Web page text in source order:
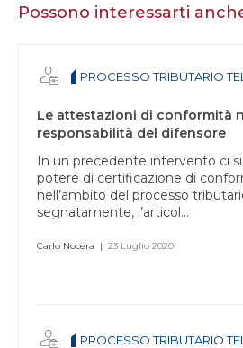
essere
questo
campo
Possono interessarti
PROCESSO TRIBUTARIO
Le attestazioni di conformità
responsabilità del difensore
In un precedente intervento ci
potere di certificazione di
nell’ambito del processo
segnatamente, l’articol...
Carlo Nocera | 23 Luglio 2020
PROCESSO TRIBUTARIO